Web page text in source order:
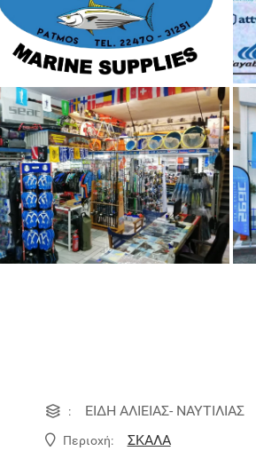
: ΕΙΔΗ ΑΛΙΕΙΑΣ- ΝΑΥΤΙΛΙΑΣ
Περιοχή: ΣΚΑΛΑ